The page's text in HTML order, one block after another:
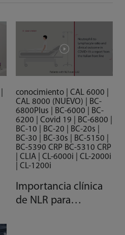
conocimiento | CAL 6000 |
CAL 8000 (NUEVO) | BC-
6800Plus | BC-6000 | BC-
6200 | Covid 19 | BC-6800 |
BC-10 | BC-20 | BC-20s |
BC-30 | BC-30s | BC-5150 |
BC-5390 CRP BC-5310 CRP
| CLIA | CL-6000i | CL-2000i
| CL-1200i
Importancia clínica
de NLR para